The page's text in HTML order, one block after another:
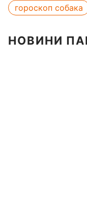
гороскоп собака
НОВИНИ